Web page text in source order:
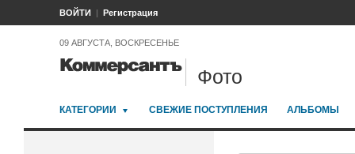
ВОЙТИ Регистрация
09 АВГУСТА, ВОСКРЕСЕНЬЕ
Фото
КАТЕГОРИИ СВЕЖИЕ ПОСТУПЛЕНИЯ АЛЬБОМЫ